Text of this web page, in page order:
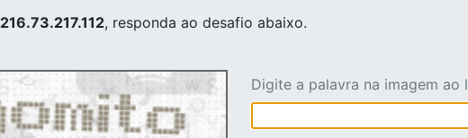
216.73.217.112, responda ao desafio abaixo.
Digite a palavra na imagem ao